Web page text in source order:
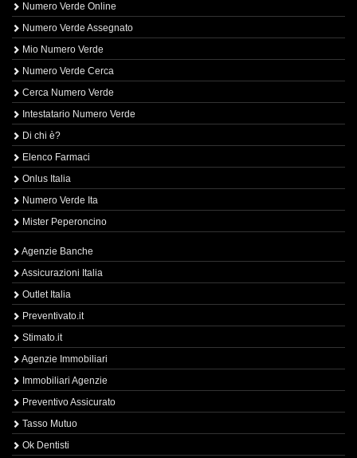
Numero Verde Online
Numero Verde Assegnato
Mio Numero Verde
Numero Verde Cerca
Cerca Numero Verde
Intestatario Numero Verde
Di chi è?
Elenco Farmaci
Onlus Italia
Numero Verde Ita
Mister Peperoncino
Agenzie Banche
Assicurazioni Italia
Outlet Italia
Preventivato.it
Stimato.it
Agenzie Immobiliari
Immobiliari Agenzie
Preventivo Assicurato
Tasso Mutuo
Ok Dentisti